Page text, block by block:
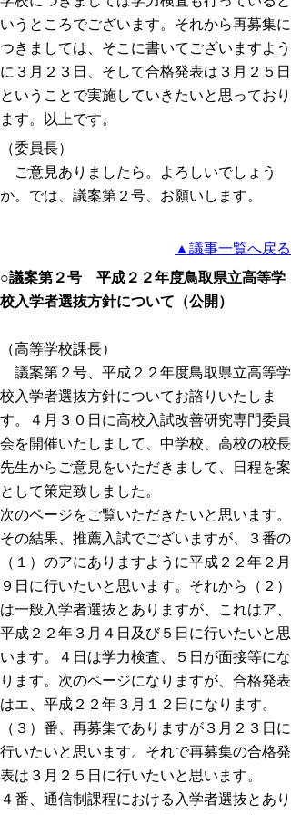
いうところでございます。それから再募集に
つきましては、そこに書いてございますよう
に３月２３日、そして合格発表は３月２５日
ということで実施していきたいと思っており
ます。以上です。
（委員長）
ご意見ありましたら。よろしいでしょう
か。では、議案第２号、お願いします。
▲議事一覧へ戻る
○議案第２号 平成２２年度鳥取県立高等学
校入学者選抜方針について（公開）
（高等学校課長）
議案第２号、平成２２年度鳥取県立高等学
校入学者選抜方針についてお諮りいたしま
す。４月３０日に高校入試改善研究専門委員
会を開催いたしまして、中学校、高校の校長
先生からご意見をいただきまして、日程を案
として策定致しました。
次のページをご覧いただきたいと思います。
その結果、推薦入試でございますが、３番の
（１）のアにありますように平成２２年２月
９日に行いたいと思います。それから（２）
は一般入学者選抜とありますが、これはア、
平成２２年３月４日及び５日に行いたいと思
います。４日は学力検査、５日が面接等にな
ります。次のページになりますが、合格発表
はエ、平成２２年３月１２日になります。
（３）番、再募集でありますが３月２３日に
行いたいと思います。それで再募集の合格発
表は３月２５日に行いたいと思います。
４番、通信制課程における入学者選抜とあり